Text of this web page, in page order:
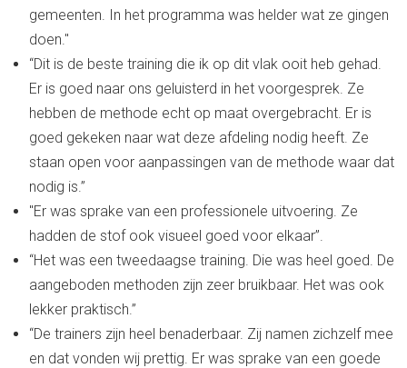
gemeenten. In het programma was helder wat ze gingen
doen."
“Dit is de beste training die ik op dit vlak ooit heb gehad.
Er is goed naar ons geluisterd in het voorgesprek. Ze
hebben de methode echt op maat overgebracht. Er is
goed gekeken naar wat deze afdeling nodig heeft. Ze
staan open voor aanpassingen van de methode waar dat
nodig is.”
"Er was sprake van een professionele uitvoering. Ze
hadden de stof ook visueel goed voor elkaar”.
“Het was een tweedaagse training. Die was heel goed. De
aangeboden methoden zijn zeer bruikbaar. Het was ook
lekker praktisch.”
“De trainers zijn heel benaderbaar. Zij namen zichzelf mee
en dat vonden wij prettig. Er was sprake van een goede